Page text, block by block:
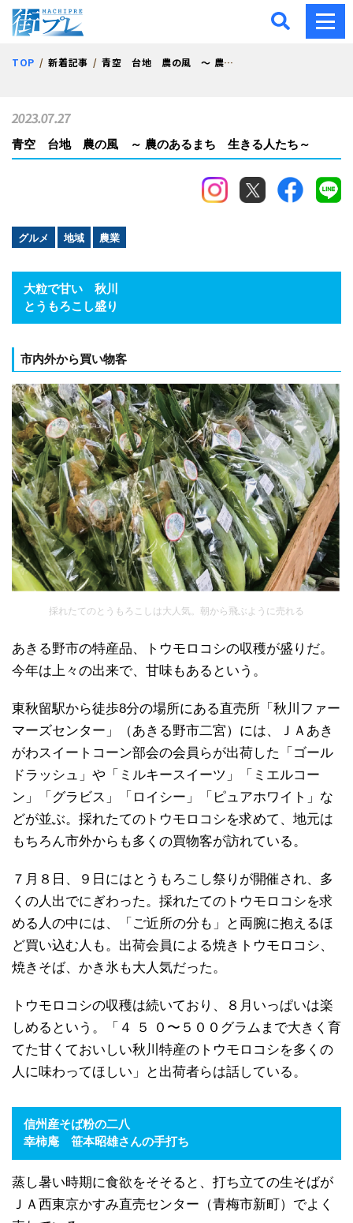
街プレ -東京・西多摩の
TOP 新着記事 青空 台地 農の風 ～ 農のあるまち 生きる人たち～
青空 台地 農の風 ～ 農のあるまち 生きる人たち～
グルメ 地域 農業
2023.07.27
大粒で甘い 秋川
とうもろこし盛り
市内外から買い物客
採れたてのとうもろこしは大人気。朝から飛ぶように売れる
あきる野市の特産品、トウモロコシの収穫が盛りだ。
今年は上々の出来で、甘味もあるという。
東秋留駅から徒歩8分の場所にある直売所「秋川ファー
マーズセンター」（あきる野市二宮）には、ＪＡあき
がわスイートコーン部会の会員らが出荷した「ゴール
ドラッシュ」や「ミルキースイーツ」「ミエルコー
ン」「グラビス」「ロイシー」「ピュアホワイト」な
どが並ぶ。採れたてのトウモロコシを求めて、地元は
もちろん市外からも多くの買物客が訪れている。
７月８日、９日にはとうもろこし祭りが開催され、多
くの人出でにぎわった。採れたてのトウモロコシを求
める人の中には、「ご近所の分も」と両腕に抱えるほ
ど買い込む人も。出荷会員による焼きトウモロコシ、
焼きそば、かき氷も大人気だった。
トウモロコシの収穫は続いており、８月いっぱいは楽
しめるという。「４ ５ ０〜５００グラムまで大きく育
てた甘くておいしい秋川特産のトウモロコシを多くの
人に味わってほしい」と出荷者らは話している。
信州産そば粉の二八
幸柿庵 笹本昭雄さんの手打ち
蒸し暑い時期に食欲をそそると、打ち立ての生そばが
ＪＡ西東京かすみ直売センター（青梅市新町）でよく